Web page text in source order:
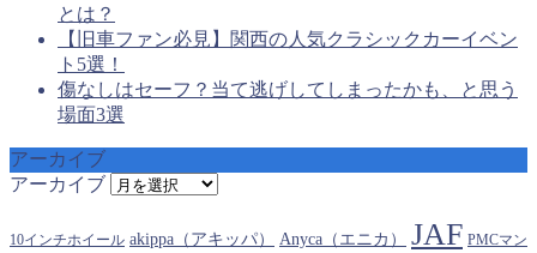
とは？
【旧車ファン必見】関西の人気クラシックカーイベン
ト5選！
傷なしはセーフ？当て逃げしてしまったかも、と思う
場面3選
アーカイブ
アーカイブ
10インチホイール akippa（アキッパ） Anyca（エニカ） JAF PMCマン